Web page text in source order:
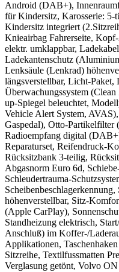
Android (DAB+),
für Kindersitz, Karosserie: 5-
Kindersitz integriert
Knieairbag Fahrerseite,
elektr. umklappbar,
Ladekantenschutz
Lenksäule (Lenkrad)
längsverstellbar, Licht-
Überwachungssystem
up-Spiegel beleuchtet,
Vehicle Alert System,
Gaspedal), Otto-Partikelfilter
Radioempfang digital
Reparaturset, Reifendruck-
Rücksitzbank 3-teilig,
Abgasnorm Euro 6d,
Schleudertrauma-
höhenverstellbar, Sitz-
(Apple CarPlay),
Standheizung elektrisch,
Anschluß) im Koffer-/
Applikationen,
Sitzreihe, Textilfussmatten
Verglasung getönt, Volvo